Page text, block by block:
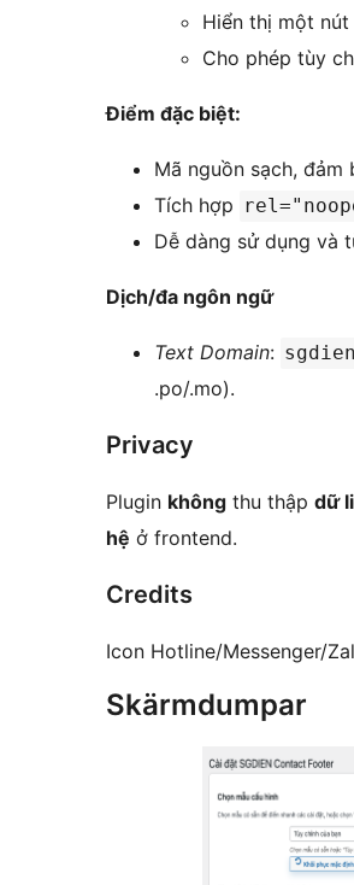
Hiển thị một
Cho phép tùy
Điểm đặc biệt:
Mã nguồn sạch, đảm
Tích hợp
Dễ dàng sử dụng và
Dịch/đa ngôn ngữ
Text Domain:
.po/.mo).
Privacy
Plugin không thu thập dữ
hệ ở frontend.
Credits
Icon Hotline/Messenger/
Skärmdumpar